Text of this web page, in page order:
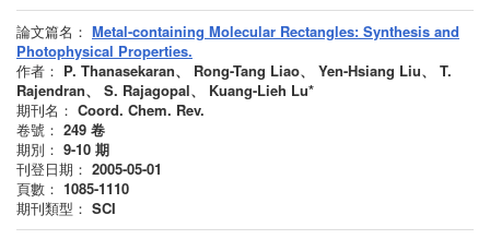
論文篇名： Metal-containing Molecular Rectangles: Synthesis and
Photophysical Properties.
作者： P. Thanasekaran、 Rong-Tang Liao、 Yen-Hsiang Liu、 T.
Rajendran、 S. Rajagopal、 Kuang-Lieh Lu*
期刊名： Coord. Chem. Rev.
卷號： 249 卷
期別： 9-10 期
刊登日期： 2005-05-01
頁數： 1085-1110
期刊類型： SCI